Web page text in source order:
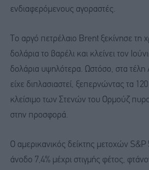
ενδιαφερόμενους αγοραστές.
Το αργό πετρέλαιο Brent ξεκίνησε τη
δολάρια το βαρέλι και κλείνει τον
δολάρια υψηλότερα. Ωστόσο, στα τέλη
είχε διπλασιαστεί, ξεπερνώντας τα
κλείσιμο των Στενών του Ορμούζ
στην προσφορά.
Ο αμερικανικός δείκτης μετοχών S&P
άνοδο 7,4% μέχρι στιγμής φέτος,